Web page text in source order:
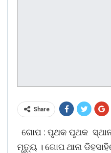
Share
ଗୋପ : ପୃଥକ ପୃଥକ
ମୃତ୍ୟୁ । ଗୋପ ଥାନା